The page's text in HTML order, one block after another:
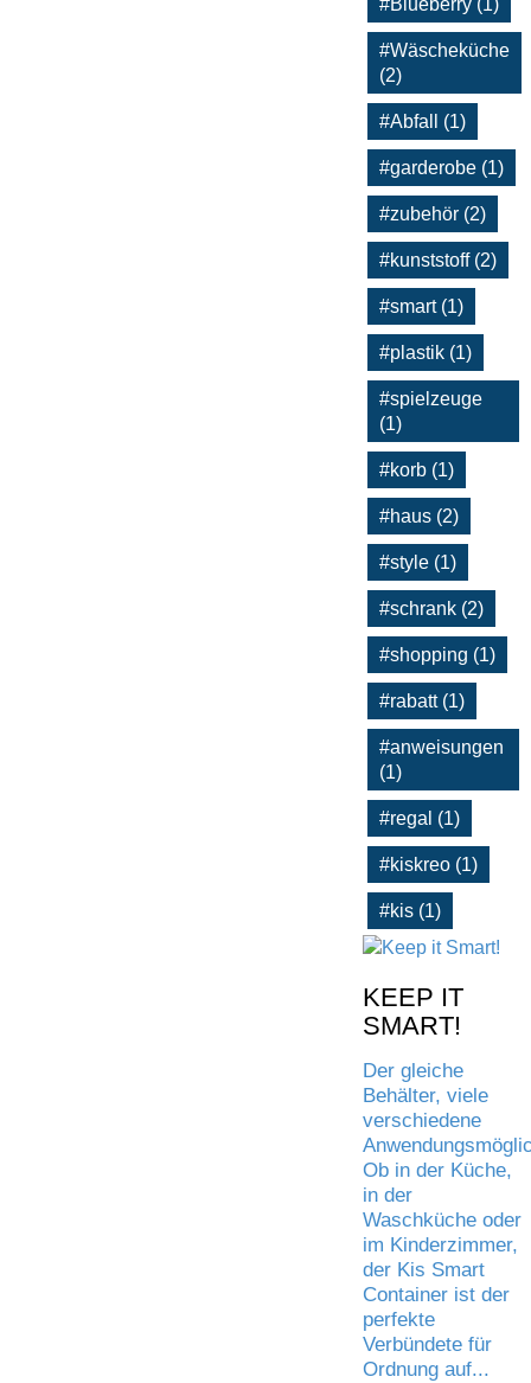
#Blueberry (1)
#Wäscheküche
(2)
#Abfall (1)
#garderobe (1)
#zubehör (2)
#kunststoff (2)
#smart (1)
#plastik (1)
#spielzeuge
(1)
#korb (1)
#haus (2)
#style (1)
#schrank (2)
#shopping (1)
#rabatt (1)
#anweisungen
(1)
#regal (1)
#kiskreo (1)
#kis (1)
KEEP IT
SMART!
Der gleiche
Behälter, viele
verschiedene
Ob in der Küche,
in der
Waschküche oder
im Kinderzimmer,
der Kis Smart
Container ist der
perfekte
Verbündete für
Ordnung auf...